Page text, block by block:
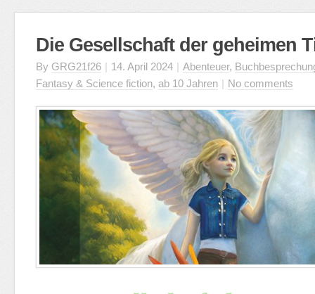
Die Gesellschaft der geheimen
By GRG21f26 | 14. April 2024 | Abenteuer,
Fantasy & Science fiction, ab 10 Jahren | No comments